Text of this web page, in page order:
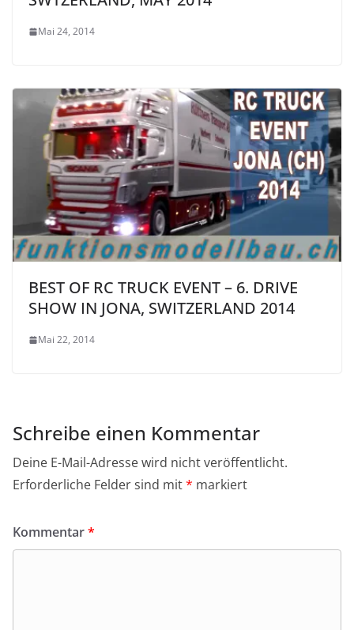
Mai 24, 2014
BEST OF RC TRUCK EVENT – 6. DRIVE
SHOW IN JONA, SWITZERLAND 2014
Mai 22, 2014
Schreibe einen Kommentar
Deine E-Mail-Adresse wird nicht veröffentlicht.
Erforderliche Felder sind mit* markiert
Kommentar*